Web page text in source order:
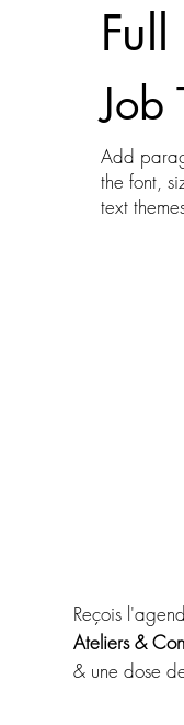
Job
Add
the font,
text
Reçois
Ateliers &
& une dose